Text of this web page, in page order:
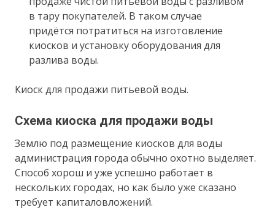
в тару покупателей. В таком случае
придётся потратиться на изготовление
киосков и установку оборудования для
разлива воды.
Киоск для продажи питьевой воды.
Схема киоска для продажи воды
Землю под размещение киосков для воды
администрация города обычно охотно выделяет.
Способ хорош и уже успешно работает в
нескольких городах, но как было уже сказано
требует капиталовложений.